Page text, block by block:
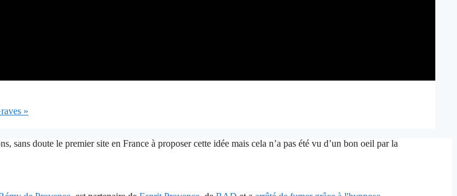
»
sans doute le premier site en France à proposer cette idée mais cela n’a pas été vu d’un bon oeil par la